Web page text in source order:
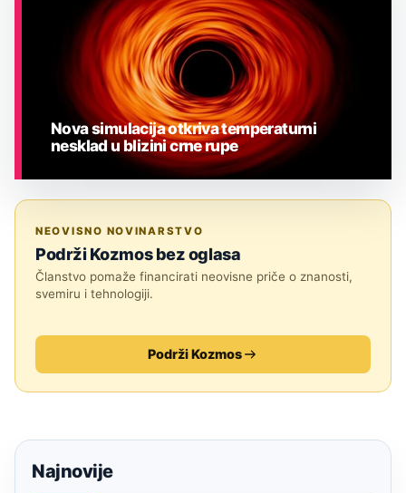
Nova simulacija otkriva temperaturni
nesklad u blizini crne rupe
NEOVISNO NOVINARSTVO
Podrži Kozmos bez oglasa
Članstvo pomaže financirati neovisne priče o znanosti,
svemiru i tehnologiji.
Podrži Kozmos
Najnovije